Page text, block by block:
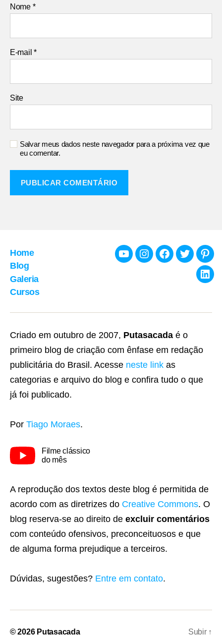
Nome *
E-mail*
Site
Salvar meus dados neste navegador para a próxima vez que
eu comentar.
Home
Blog
Galeria
Cursos
YoutubeInstagramFacebook
Twitter
Criado em outubro de 2007, Putasacada é o
primeiro blog de criação com ênfase em redação
publicitária do Brasil. Acesse neste link as
categorias e arquivo do blog e confira tudo o que
já foi publicado.
Por Tiago Moraes.
Filme clássico
do mês
A reprodução dos textos deste blog é permitida de
acordo com as diretrizes do Creative Commons. O
blog reserva-se ao direito de excluir comentários
com conteúdo ofensivos, preconceituosos e que
de alguma forma prejudique a terceiros.
Dúvidas, sugestões? Entre em contato.
© 2026 Putasacada Subir ↑